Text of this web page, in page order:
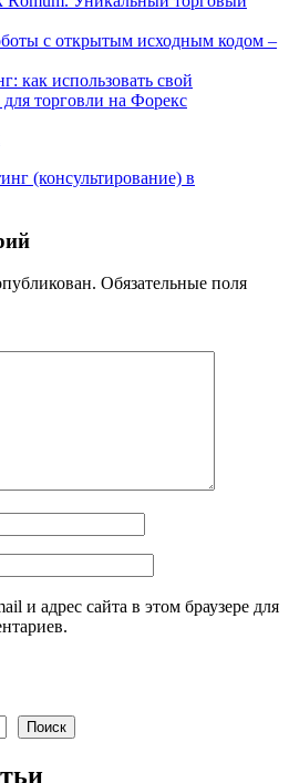
с открытым исходным кодом –
как использовать свой
торговли на Форекс
(консультирование) в
Обязательные поля
и адрес сайта в этом браузере для
Поиск